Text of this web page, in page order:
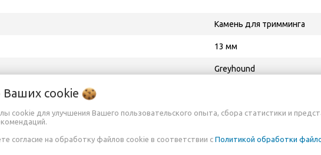
Камень для тримминга
13 мм
Greyhound
Suite 110, 170 North Maple
в РБ, импортёр ИП Кузьменко Е. А.
Ваших cookie
cookie для улучшения Вашего пользовательского опыта, сбора статистики и
согласие на обработку файлов cookie в соответствии с Политикой обработки